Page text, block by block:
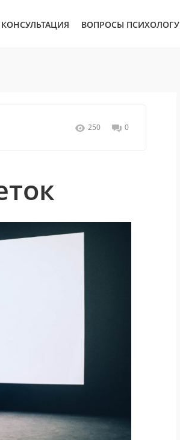
КОНСУЛЬТАЦИЯ ВОПРОСЫ ПСИХОЛОГУ
250 0